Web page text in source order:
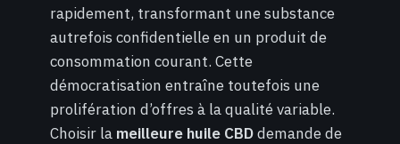
rapidement, transformant une substance
autrefois confidentielle en un produit de
consommation courant. Cette
démocratisation entraîne toutefois une
prolifération d’offres à la qualité variable.
Choisir la meilleure huile CBDdemande de